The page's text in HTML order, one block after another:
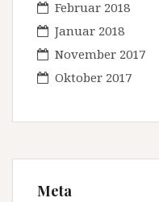
Februar 2018
Januar 2018
November 2017
Oktober 2017
Meta